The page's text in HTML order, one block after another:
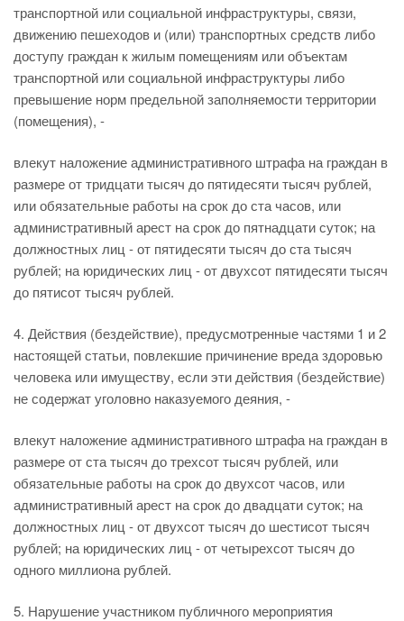
транспортной или социальной инфраструктуры, связи,
движению пешеходов и (или) транспортных средств либо
доступу граждан к жилым помещениям или объектам
транспортной или социальной инфраструктуры либо
превышение норм предельной заполняемости территории
(помещения), -
влекут наложение административного штрафа на граждан в
размере от тридцати тысяч до пятидесяти тысяч рублей,
или обязательные работы на срок до ста часов, или
административный арест на срок до пятнадцати суток; на
должностных лиц - от пятидесяти тысяч до ста тысяч
рублей; на юридических лиц - от двухсот пятидесяти тысяч
до пятисот тысяч рублей.
4. Действия (бездействие), предусмотренные частями 1 и 2
настоящей статьи, повлекшие причинение вреда здоровью
человека или имуществу, если эти действия (бездействие)
не содержат уголовно наказуемого деяния, -
влекут наложение административного штрафа на граждан в
размере от ста тысяч до трехсот тысяч рублей, или
обязательные работы на срок до двухсот часов, или
административный арест на срок до двадцати суток; на
должностных лиц - от двухсот тысяч до шестисот тысяч
рублей; на юридических лиц - от четырехсот тысяч до
одного миллиона рублей.
5. Нарушение участником публичного мероприятия